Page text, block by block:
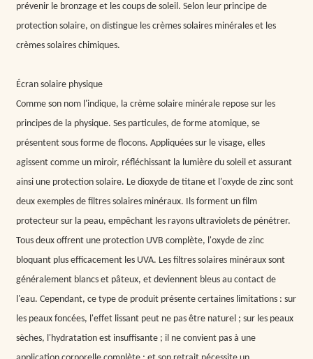
prévenir le bronzage et les coups de soleil. Selon leur principe de
protection solaire, on distingue les crèmes solaires minérales et les
crèmes solaires chimiques.
Écran solaire physique
Comme son nom l'indique, la crème solaire minérale repose sur les
principes de la physique. Ses particules, de forme atomique, se
présentent sous forme de flocons. Appliquées sur le visage, elles
agissent comme un miroir, réfléchissant la lumière du soleil et assurant
ainsi une protection solaire. Le dioxyde de titane et l'oxyde de zinc sont
deux exemples de filtres solaires minéraux. Ils forment un film
protecteur sur la peau, empêchant les rayons ultraviolets de pénétrer.
Tous deux offrent une protection UVB complète, l'oxyde de zinc
bloquant plus efficacement les UVA. Les filtres solaires minéraux sont
généralement blancs et pâteux, et deviennent bleus au contact de
l'eau. Cependant, ce type de produit présente certaines limitations : sur
les peaux foncées, l'effet lissant peut ne pas être naturel ; sur les peaux
sèches, l'hydratation est insuffisante ; il ne convient pas à une